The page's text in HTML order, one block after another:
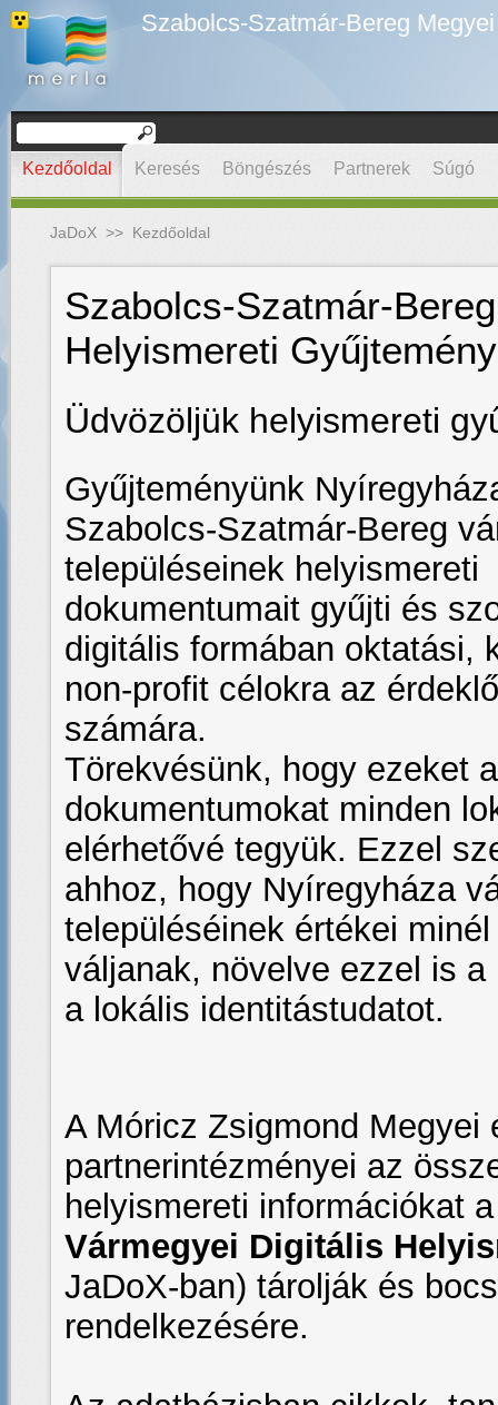
Szabolcs-Szatmár-Bereg
Kezdőoldal Keresés Böngészés Partnerek Súgó
JaDoX >> Kezdőoldal
Szabolcs-Szatmár-
Helyismereti Gyűjtemény
Üdvözöljük helyismereti
Gyűjteményünk
Szabolcs-Szatmár-Bereg
településeinek helyismereti
dokumentumait gyűjti és
digitális formában oktatási,
non-profit célokra az
számára.
Törekvésünk, hogy ezeket
dokumentumokat minden
elérhetővé tegyük. Ezzel
ahhoz, hogy Nyíregyháza
településéinek értékei
váljanak, növelve ezzel is
a lokális identitástudatot.
A Móricz Zsigmond Megyei
partnerintézményei az
helyismereti információkat a
Vármegyei Digitális
JaDoX-ban) tárolják és
rendelkezésére.